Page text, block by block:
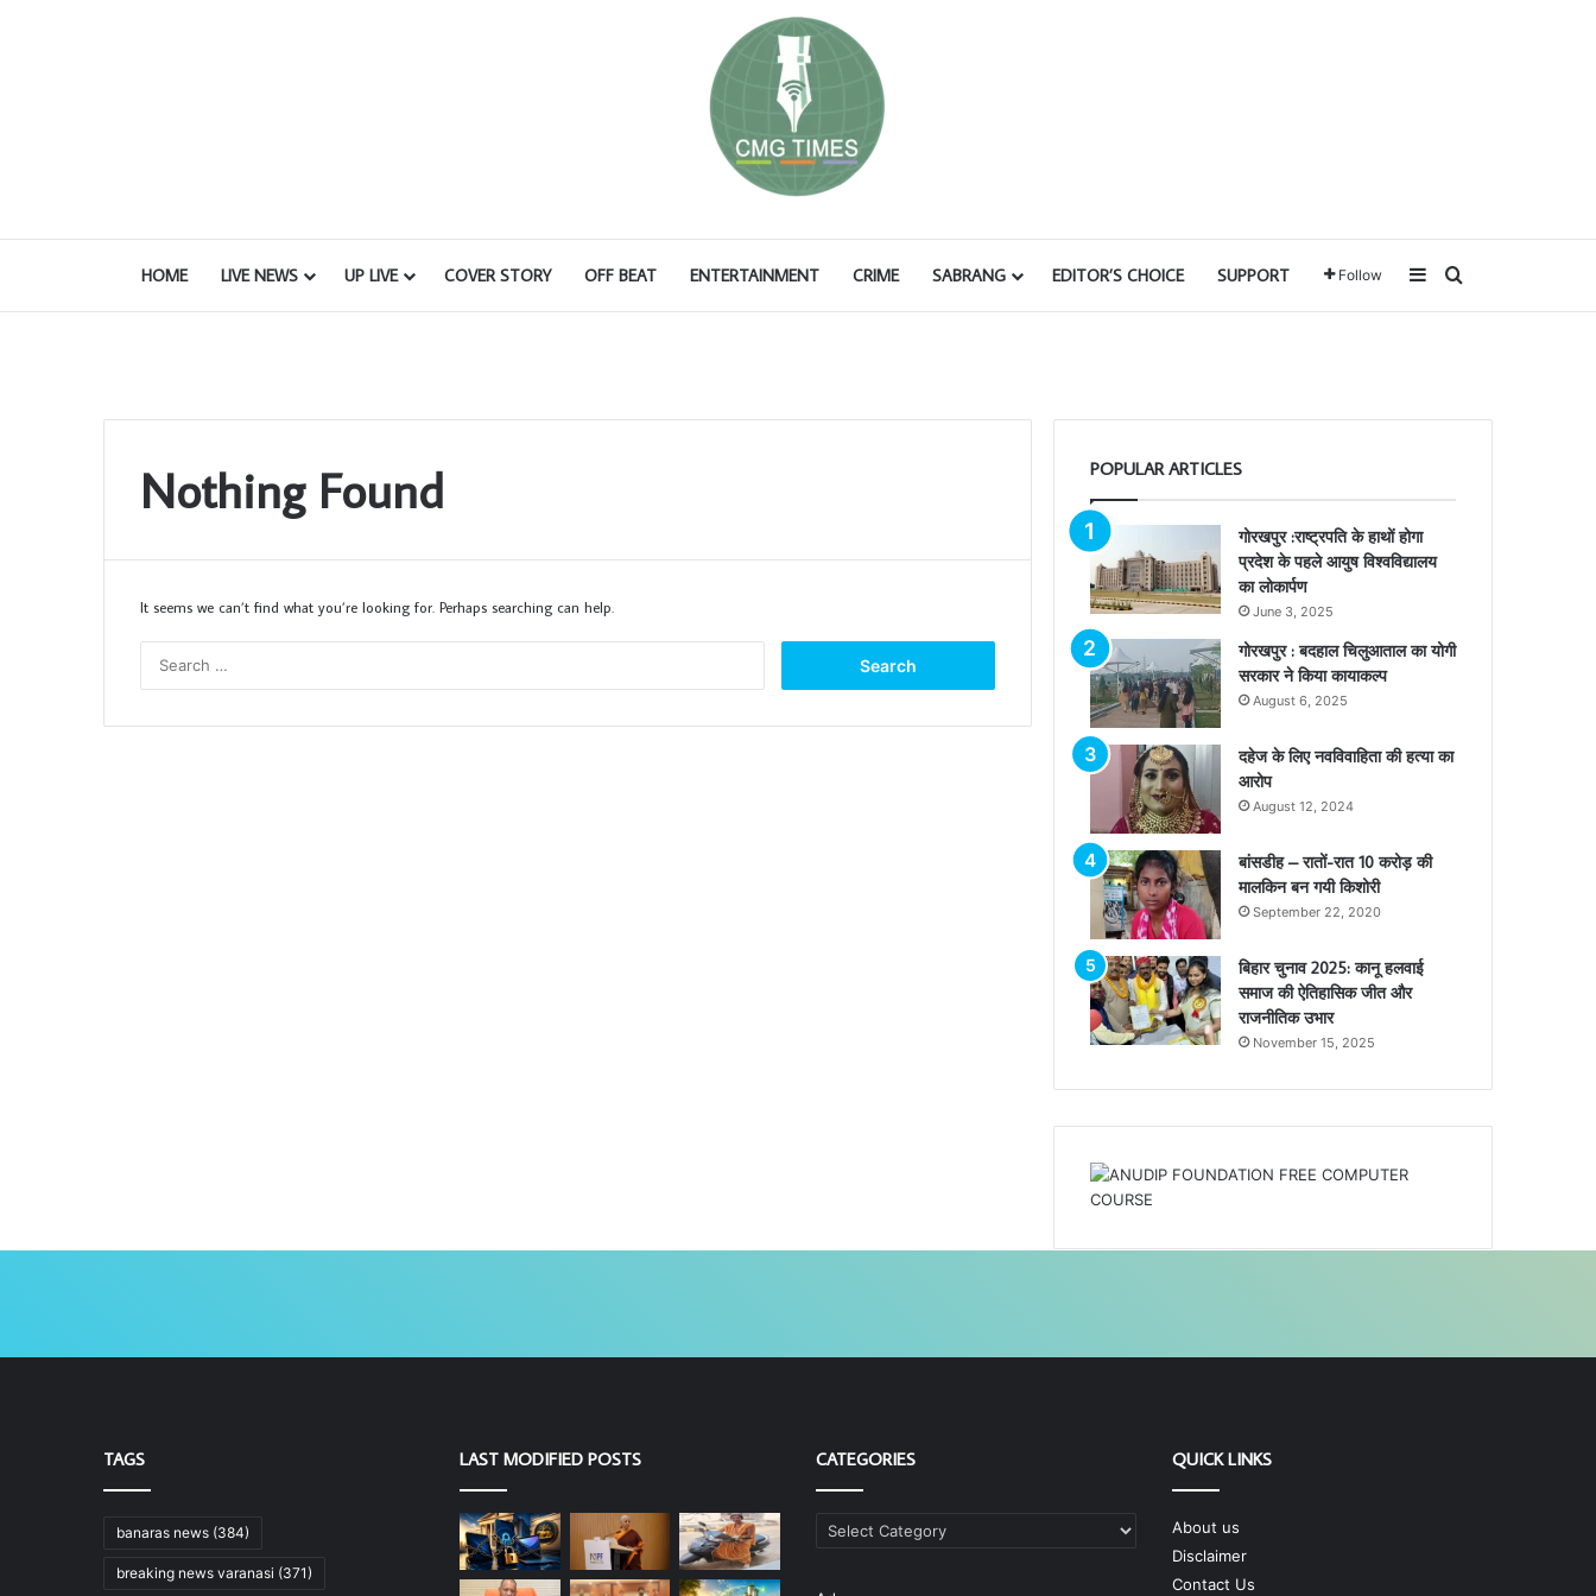
HOME LIVE NEWS UP LIVE COVER STORY OFF BEAT ENTERTAINMENT CRIME SABRANG EDITOR’S CHOICE SUPPORT Follow SidebarSearch for
Nothing Found
It seems we can’t find what you’re looking for. Perhaps searching can help.
POPULAR ARTICLES
गोरखपुर :राष्ट्रपति के हाथों होगा
प्रदेश के पहले आयुष विश्वविद्यालय
का लोकार्पण
June 3, 2025
गोरखपुर : बदहाल चिलुआताल का योगी
सरकार ने किया कायाकल्प
August 6, 2025
दहेज के लिए नवविवाहिता की हत्या का
आरोप
August 12, 2024
बांसडीह – रातों-रात 10 करोड़ की
मालकिन बन गयी किशोरी
September 22, 2020
बिहार चुनाव 2025: कानू हलवाई
समाज की ऐतिहासिक जीत और
राजनीतिक उभार
November 15, 2025
TAGS
banaras news (384)
breaking news varanasi (371)
LAST MODIFIED POSTS CATEGORIES
Categories
QUICK LINKS
About us
Disclaimer
Contact Us